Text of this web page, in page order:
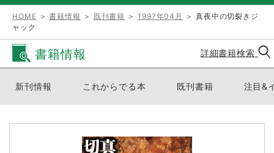
HOME ＞書籍情報 ＞ 既刊書籍 ＞ 1997年04月
＞ 真夜中の切裂きジ
ャック
書籍情報 詳細書籍検索
新刊情報 これからでる本 既刊書籍 注目&